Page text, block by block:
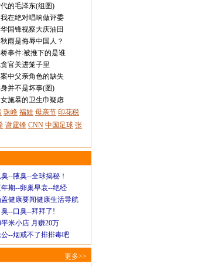
的毛泽东(组图)
在绝对唱响做评委
华国锋视察大庆油田
雨是侮辱中国人？
事件:被推下的是谁
官关进笼子里
中父亲角色的缺失
并不是坏事(图)
施暴的卫生巾疑虑
珠峰 福娃 母亲节 印花税
谢霆锋 CNN 中国足球 张
--腋臭--全球揭秘！
期--卵巢早衰--绝经
健康要闻健康生活导航
臭--口臭--拜拜了!
平米小店 月赚20万
--烟戒不了排排毒吧
更多>>